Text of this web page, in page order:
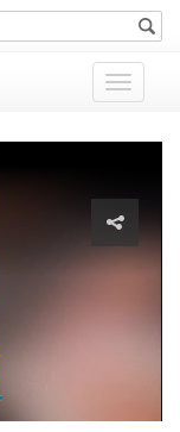
Показать
меню